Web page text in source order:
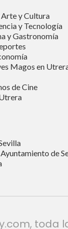
y Cultura
y Tecnología
y Gastronomía
Magos en
de Cine
de
toda